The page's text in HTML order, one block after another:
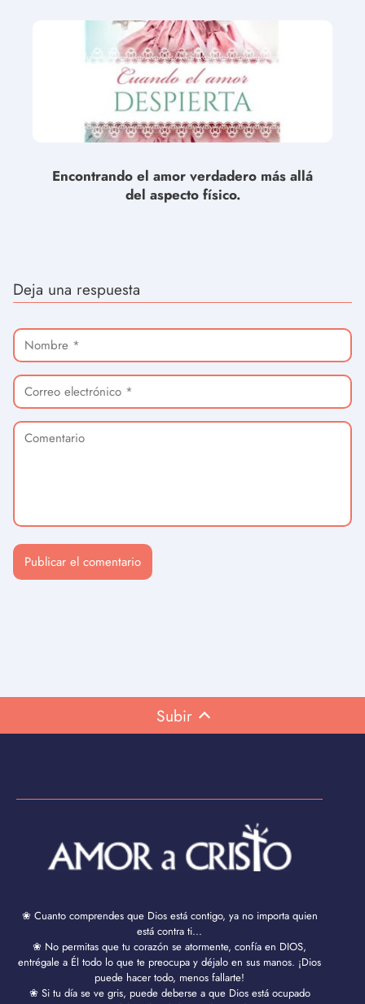
Encontrando el amor verdadero más allá
del aspecto físico.
Deja una respuesta
Subir
❀ Cuanto comprendes que Dios está contigo, ya no importa quien
está contra ti...
❀ No permitas que tu corazón se atormente, confía en DIOS,
entrégale a Él todo lo que te preocupa y déjalo en sus manos. ¡Dios
puede hacer todo, menos fallarte!
❀ Si tu día se ve gris, puede deberse a que Dios está ocupado